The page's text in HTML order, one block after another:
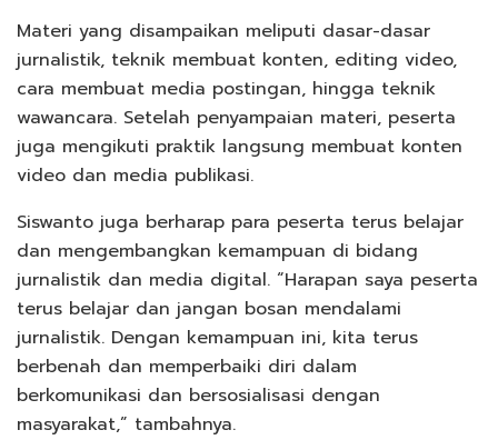
Materi yang disampaikan meliputi dasar-dasar
jurnalistik, teknik membuat konten, editing video,
cara membuat media postingan, hingga teknik
wawancara. Setelah penyampaian materi, peserta
juga mengikuti praktik langsung membuat konten
video dan media publikasi.
Siswanto juga berharap para peserta terus belajar
dan mengembangkan kemampuan di bidang
jurnalistik dan media digital. “Harapan saya peserta
terus belajar dan jangan bosan mendalami
jurnalistik. Dengan kemampuan ini, kita terus
berbenah dan memperbaiki diri dalam
berkomunikasi dan bersosialisasi dengan
masyarakat,” tambahnya.